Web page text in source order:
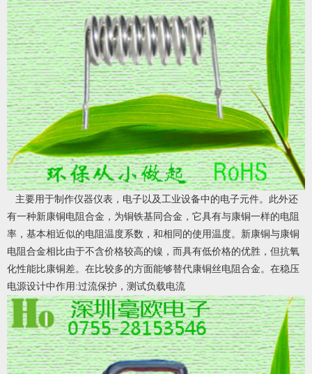
主要用于制作仪器仪表，电子以及工业设备中的电子元件。此外还
有一种新康铜电阻合金，为铜铁基同合金，它具有与康铜一样的电阻
率，基本相近似的电阻温度系数，和相同的使用温度。新康铜与康铜
电阻合金相比由于不含价格较高的镍，而具有低价格的优胜，但抗氧
化性能比康铜差。在比较多的方面能够替代康铜丝电阻合金。在稳压
电源设计中作用:过流保护，测试负载电流